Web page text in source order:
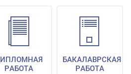
РАБОТА
БАКАЛАВРСКАЯ
РАБОТА